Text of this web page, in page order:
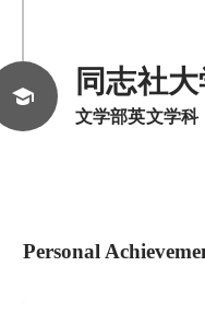
同志社
文学部英文学科
Personal